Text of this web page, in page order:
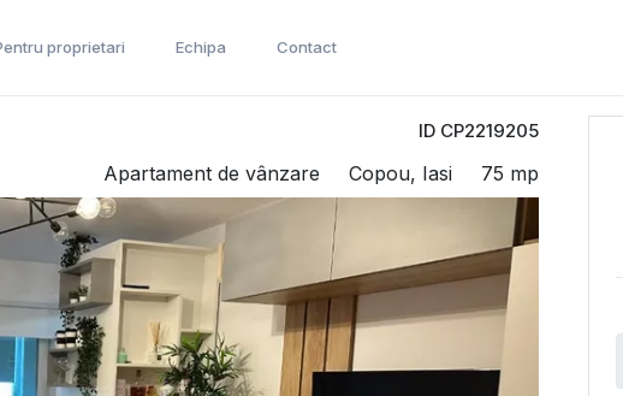
proprietari Echipa Contact
ID CP2219205
Apartament de vânzare Copou, Iasi 75 mp